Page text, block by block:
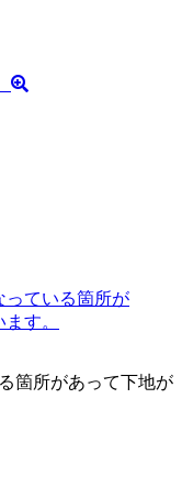
箇所があって下地が